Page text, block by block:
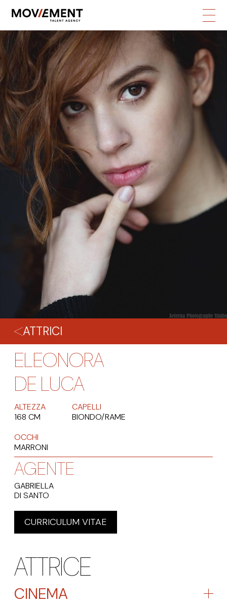
ATTRICI
ELEONORA
DE LUCA
ALTEZZA
168 CM
CAPELLI
BIONDO/RAME
OCCHI
MARRONI
AGENTE
GABRIELLA
DI SANTO
CURRICULUM VITAE
ATTRICE
CINEMA